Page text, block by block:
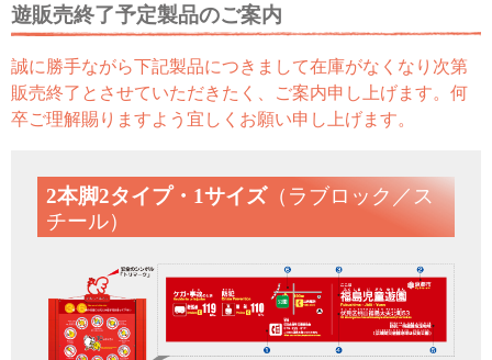
遊販売終了予定製品のご案内
誠に勝手ながら下記製品につきまして在庫がなくなり次第
販売終了とさせていただきたく、ご案内申し上げます。何
卒ご理解賜りますよう宜しくお願い申し上げます。
2本脚2タイプ・1サイズ（ラブロック／ス
チール）